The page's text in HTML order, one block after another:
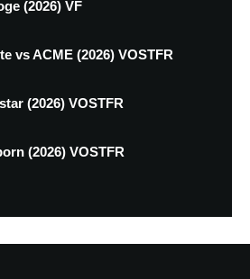
(2026) VF
vs ACME (2026) VOSTFR
(2026) VOSTFR
(2026) VOSTFR